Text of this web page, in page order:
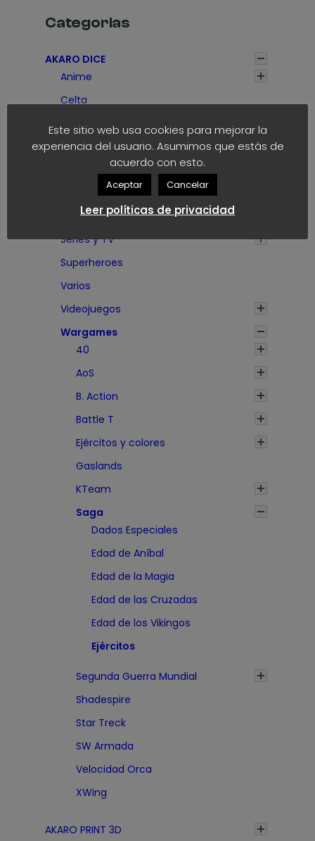
a
,
h
a
s
t
a
,
Categorias
AKARO DICE
Anime
Celta
Emojis
Futbol Fantástico
Juegos de mesa
Series y TV
Superheroes
Varios
Videojuegos
Wargames
40
AoS
B. Action
Battle T
Ejércitos y colores
Gaslands
KTeam
Saga
Dados Especiales
Edad de Aníbal
Edad de la Magia
Edad de las Cruzadas
Edad de los Vikingos
Ejércitos
Segunda Guerra Mundial
Shadespire
Star Treck
SW Armada
Velocidad Orca
XWing
AKARO PRINT 3D
Este sitio web usa cookies para mejorar la
experiencia del usuario. Asumimos que estás de
acuerdo con esto.
Aceptar Cancelar
Leer políticas de privacidad